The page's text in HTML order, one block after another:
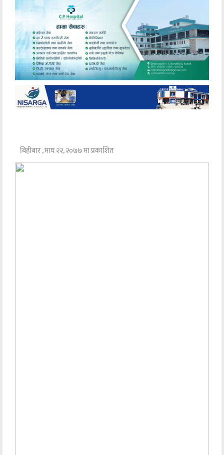
अन्य
बिहीबार , माघ २२, २०७७ मा प्रकाशित